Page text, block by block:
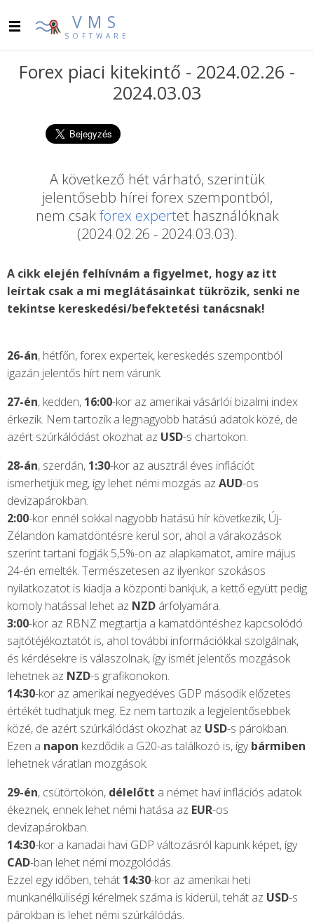
VMS
SOFTWARE
Forex piaci kitekintő - 2024.02.26 -
2024.03.03
A következő hét várható, szerintük
jelentősebb hírei forex szempontból,
nem csakforex expertet használóknak
(2024.02.26 - 2024.03.03).
A cikk elején felhívnám a figyelmet, hogy az itt
leírtak csak a mi meglátásainkat tükrözik, senki ne
tekintse kereskedési/befektetési tanácsnak!
26-án, hétfőn, forex expertek, kereskedés szempontból
igazán jelentős hírt nem várunk.
27-én, kedden, 16:00-kor az amerikai vásárlói bizalmi index
érkezik. Nem tartozik a legnagyobb hatású adatok közé, de
azért szúrkálódást okozhat az USD-s chartokon.
28-án, szerdán, 1:30-kor az ausztrál éves inflációt
ismerhetjük meg, így lehet némi mozgás az AUD-os
devizapárokban.
2:00-kor ennél sokkal nagyobb hatású hír következik, Új-
Zélandon kamatdöntésre kerül sor, ahol a várakozások
szerint tartani fogják 5,5%-on az alapkamatot, amire május
24-én emelték. Természetesen az ilyenkor szokásos
nyilatkozatot is kiadja a központi bankjuk, a kettő együtt pedig
komoly hatással lehet az NZD árfolyamára.
3:00-kor az RBNZ megtartja a kamatdöntéshez kapcsolódó
sajtótéjékoztatót is, ahol további információkkal szolgálnak,
és kérdésekre is válaszolnak, így ismét jelentős mozgások
lehetnek az NZD-s grafikonokon.
14:30-kor az amerikai negyedéves GDP második előzetes
értékét tudhatjuk meg. Ez nem tartozik a legjelentősebbek
közé, de azért szúrkálódást okozhat az USD-s párokban.
Ezen a napon kezdődik a G20-as találkozó is, ígybármiben
lehetnek váratlan mozgások.
29-én, csütörtökön, délelőtt a német havi inflációs adatok
ékeznek, ennek lehet némi hatása az EUR-os
devizapárokban.
14:30-kor a kanadai havi GDP változásról kapunk képet, így
CAD-ban lehet némi mozgolódás.
Ezzel egy időben, tehát 14:30-kor az amerikai heti
munkanélküliségi kérelmek száma is kiderül, tehát az USD-s
párokban is lehet némi szúrkálódás.